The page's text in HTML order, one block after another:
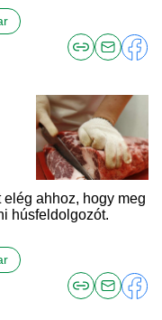
ahhoz, hogy meg
húsfeldolgozót.